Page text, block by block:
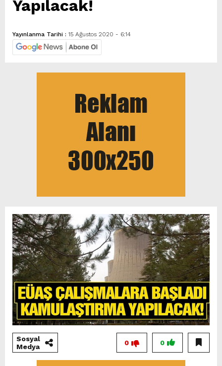
Yapılacak!
Yayınlanma Tarihi : 15 Ağustos 2020 - 6:14
Sosyal
Medya
0
0